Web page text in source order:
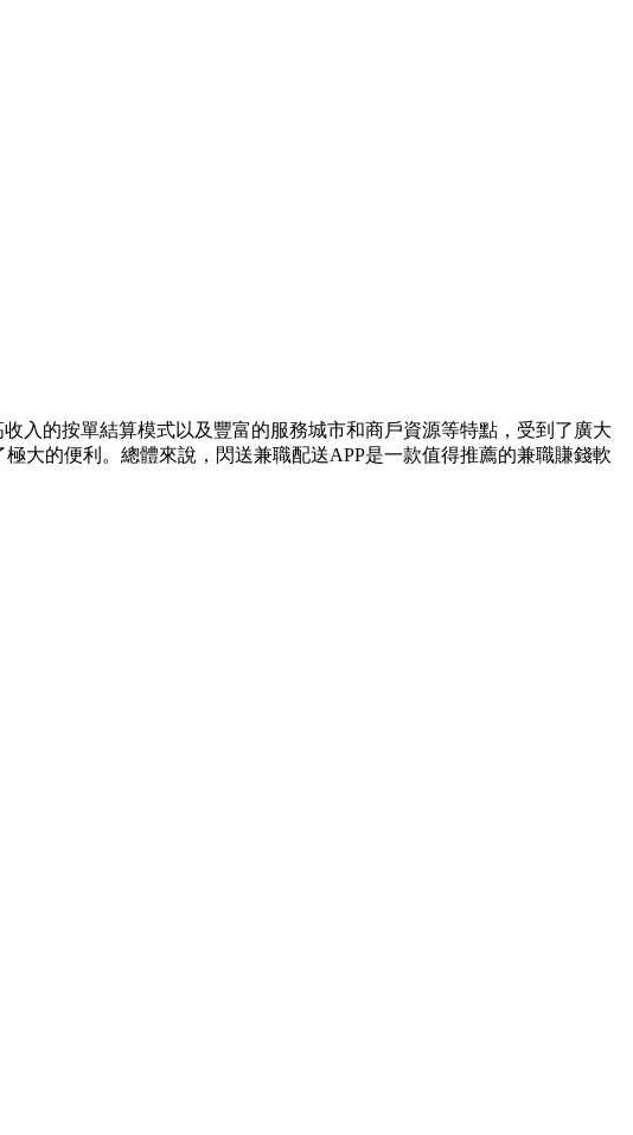
入的按單結算模式以及豐富的服務城市和商戶資源等特點，受到了廣大
大的便利。總體來說，閃送兼職配送APP是一款值得推薦的兼職賺錢軟